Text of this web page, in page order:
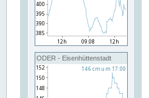
ODER - Eisenhüttenstadt